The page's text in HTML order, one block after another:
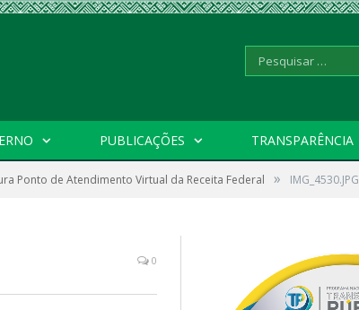
Pesquisar
por:
PUBLICAÇÕES TRANSPARÊNCIA
Ponto de Atendimento Virtual da Receita Federal » IMG_4530.JPG
0